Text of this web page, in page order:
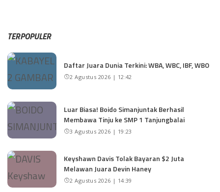
TERPOPULER
Daftar Juara Dunia Terkini: WBA, WBC, IBF, WBO
2 Agustus 2026 | 12:42
Luar Biasa! Boido Simanjuntak Berhasil
Membawa Tinju ke SMP 1 Tanjungbalai
3 Agustus 2026 | 19:23
Keyshawn Davis Tolak Bayaran $2 Juta
Melawan Juara Devin Haney
2 Agustus 2026 | 14:39